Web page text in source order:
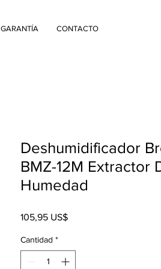
GARANTÍA CONTACTO
Deshumidificador
BMZ-12M Extractor
Humedad
105,95 US$Precio
Cantidad *